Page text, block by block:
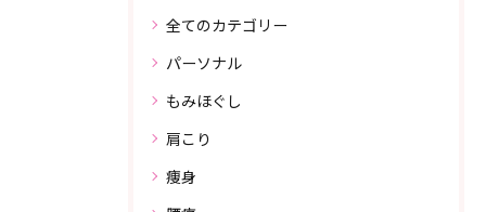
全てのカテゴリー
パーソナル
もみほぐし
肩こり
痩身